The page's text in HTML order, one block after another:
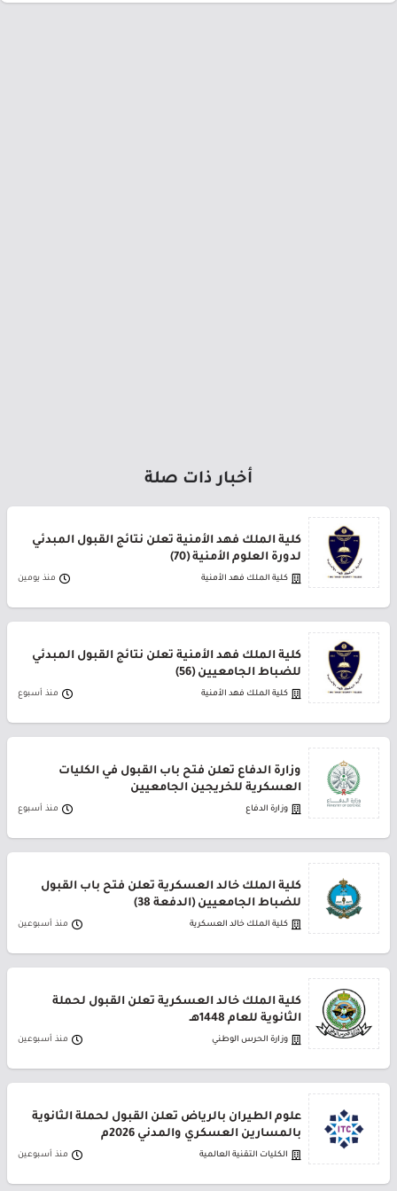
أخبار ذات صلة
كلية الملك فهد الأمنية تعلن نتائج القبول المبدئي
لدورة العلوم الأمنية (70)
كلية الملك فهد الأمنية منذ يومين
كلية الملك فهد الأمنية تعلن نتائج القبول المبدئي
للضباط الجامعيين (56)
كلية الملك فهد الأمنية منذ أسبوع
وزارة الدفاع تعلن فتح باب القبول في الكليات
العسكرية للخريجين الجامعيين
وزارة الدفاع منذ أسبوع
كلية الملك خالد العسكرية تعلن فتح باب القبول
للضباط الجامعيين (الدفعة 38)
كلية الملك خالد العسكرية منذ أسبوعين
كلية الملك خالد العسكرية تعلن القبول لحملة
الثانوية للعام 1448هـ
وزارة الحرس الوطني منذ أسبوعين
علوم الطيران بالرياض تعلن القبول لحملة الثانوية
بالمسارين العسكري والمدني 2026م
الكليات التقنية العالمية منذ أسبوعين